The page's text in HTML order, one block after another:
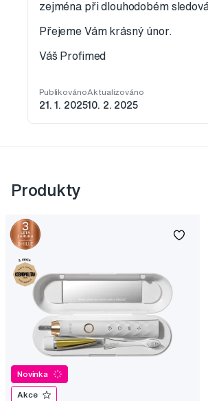
zejména při dlouhodobém
Přejeme Vám krásný únor.
Váš Profimed
Publikováno
21. 1. 2025
Aktualizováno
10. 2. 2025
Produkty
Novinka
Akce